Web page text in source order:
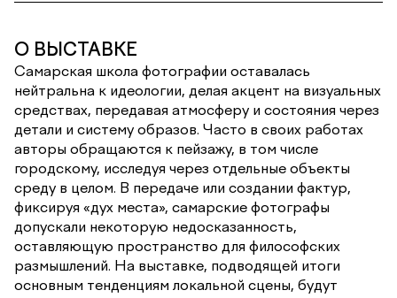
О ВЫСТАВКЕ
Самарская школа фотографии оставалась
нейтральна к идеологии, делая акцент на визуальных
средствах, передавая атмосферу и состояния через
детали и систему образов. Часто в своих работах
авторы обращаются к пейзажу, в том числе
городскому, исследуя через отдельные объекты
среду в целом. В передаче или создании фактур,
фиксируя «дух места», самарские фотографы
допускали некоторую недосказанность,
оставляющую пространство для философских
размышлений. На выставке, подводящей итоги
основным тенденциям локальной сцены, будут